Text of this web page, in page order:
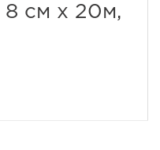
8 см х 20м,